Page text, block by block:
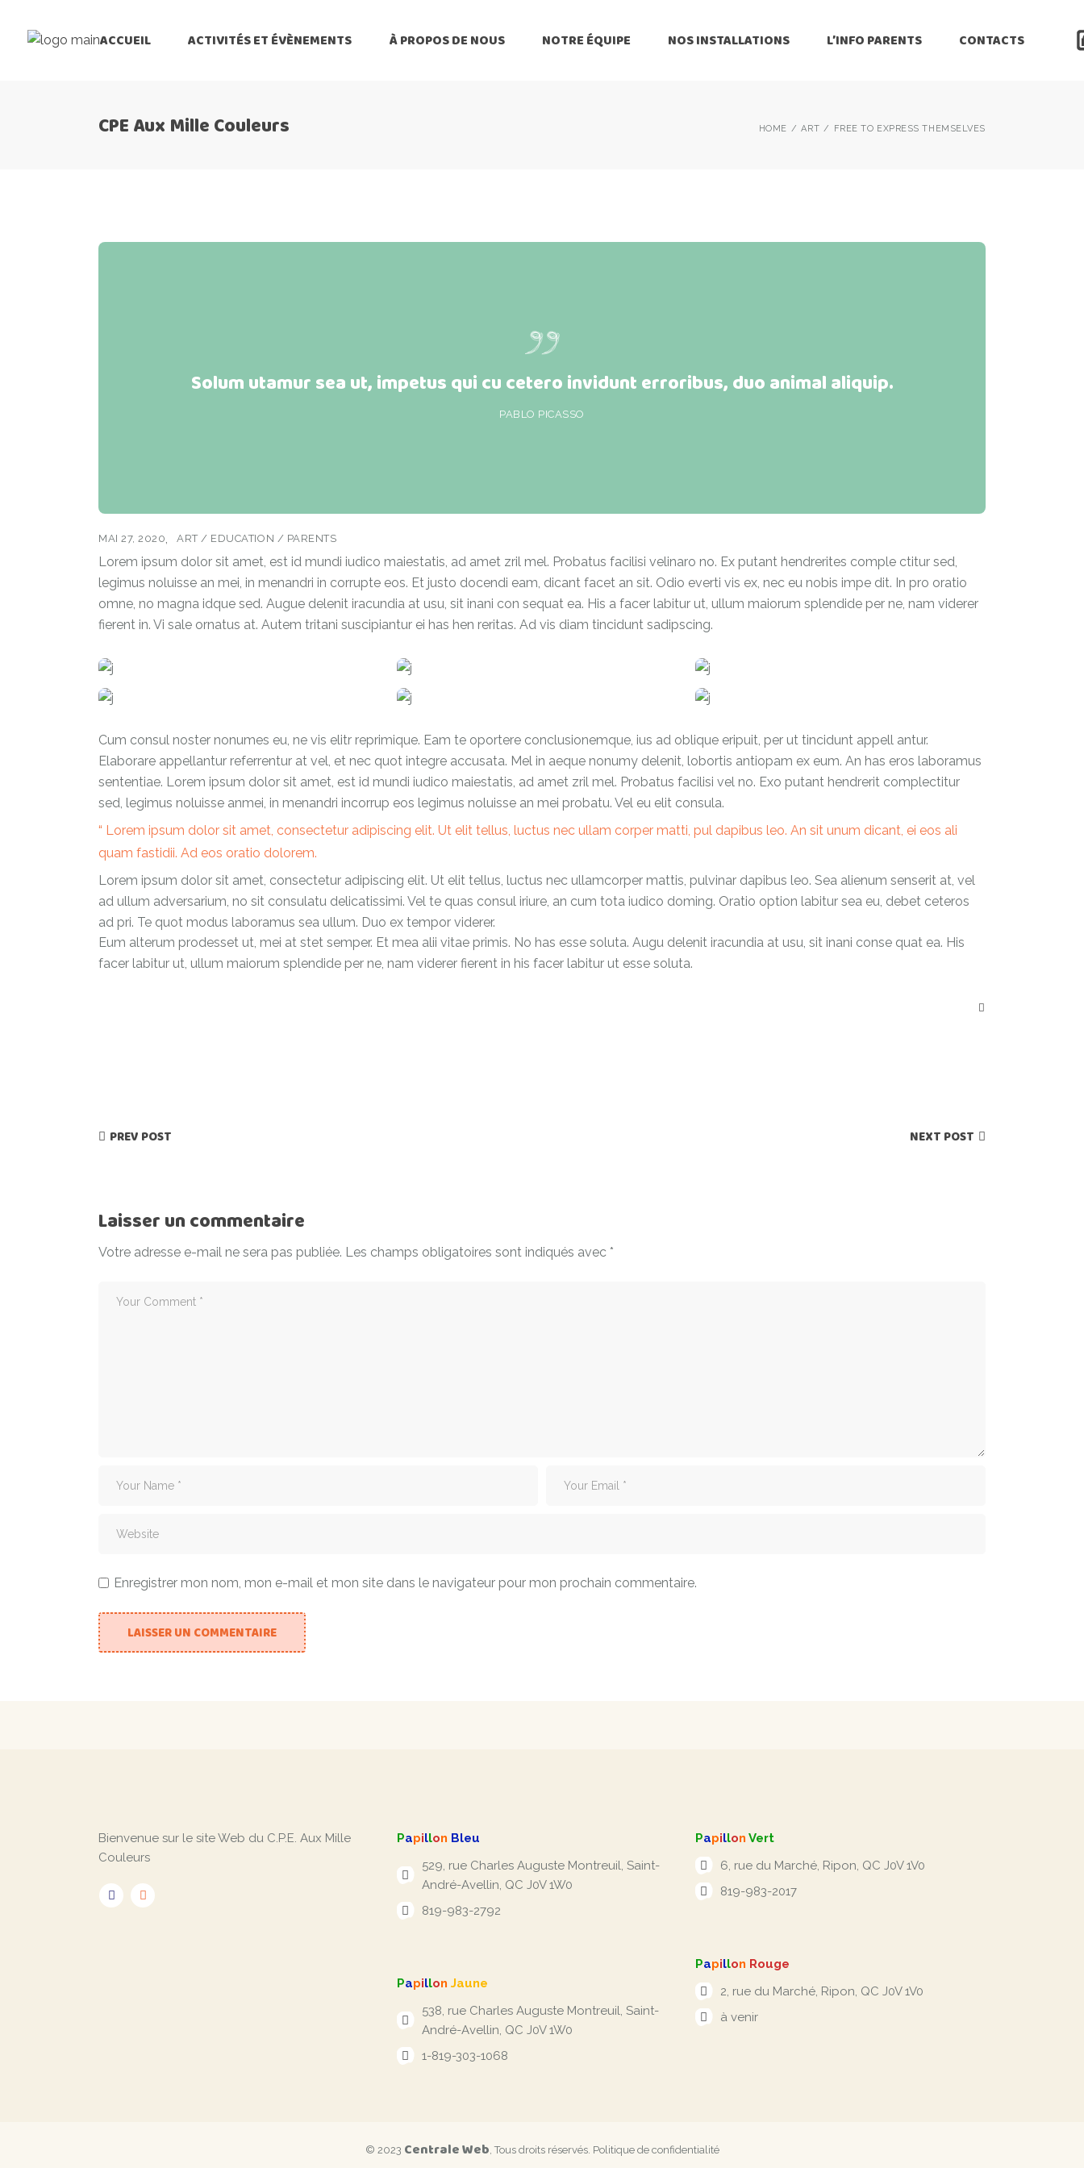
ACCUEIL ACTIVITÉS ET ÉVÈNEMENTS À PROPOS DE NOUS NOTRE ÉQUIPE NOS INSTALLATIONS L’INFO PARENTS CONTACTS
Membres du CA
CPE Aux Mille Couleurs HOME ART FREE TO EXPRESS THEMSELVES
Solum utamur sea ut, impetus qui cu cetero invidunt erroribus, duo animal aliquip.
PABLO PICASSO
MAI 27, 2020 ART/ EDUCATION / PARENTS
Lorem ipsum dolor sit amet, est id mundi iudico maiestatis, ad amet zril mel. Probatus facilisi velinaro no. Ex putant hendrerites comple ctitur sed,
legimus noluisse an mei, in menandri in corrupte eos. Et justo docendi eam, dicant facet an sit. Odio everti vis ex, nec eu nobis impe dit. In pro oratio
omne, no magna idque sed. Augue delenit iracundia at usu, sit inani con sequat ea. His a facer labitur ut, ullum maiorum splendide per ne, nam viderer
fierent in. Vi sale ornatus at. Autem tritani suscipiantur ei has hen reritas. Ad vis diam tincidunt sadipscing.
Cum consul noster nonumes eu, ne vis elitr reprimique. Eam te oportere conclusionemque, ius ad oblique eripuit, per ut tincidunt appell antur.
Elaborare appellantur referrentur at vel, et nec quot integre accusata. Mel in aeque nonumy delenit, lobortis antiopam ex eum. An has eros laboramus
sententiae. Lorem ipsum dolor sit amet, est id mundi iudico maiestatis, ad amet zril mel. Probatus facilisi vel no. Exo putant hendrerit complectitur
sed, legimus noluisse anmei, in menandri incorrup eos legimus noluisse an mei probatu. Vel eu elit consula.
Lorem ipsum dolor sit amet, consectetur adipiscing elit. Ut elit tellus, luctus nec ullam corper matti, pul dapibus leo. An sit unum dicant, ei eos ali
quam fastidii. Ad eos oratio dolorem.
Lorem ipsum dolor sit amet, consectetur adipiscing elit. Ut elit tellus, luctus nec ullamcorper mattis, pulvinar dapibus leo. Sea alienum senserit at, vel
ad ullum adversarium, no sit consulatu delicatissimi. Vel te quas consul iriure, an cum tota iudico doming. Oratio option labitur sea eu, debet ceteros
ad pri. Te quot modus laboramus sea ullum. Duo ex tempor viderer.
Eum alterum prodesset ut, mei at stet semper. Et mea alii vitae primis. No has esse soluta. Augu delenit iracundia at usu, sit inani conse quat ea. His
facer labitur ut, ullum maiorum splendide per ne, nam viderer fierent in his facer labitur ut esse soluta.
PREV POST NEXT POST
Laisser un commentaire
Votre adresse e-mail ne sera pas publiée. Les champs obligatoires sont indiqués avec *
Enregistrer mon nom, mon e-mail et mon site dans le navigateur pour mon prochain commentaire.
LAISSER UN COMMENTAIRE
Bienvenue sur le site Web du C.P.E. Aux Mille
Couleurs
Papillon Bleu
529, rue Charles Auguste Montreuil, Saint-
André-Avellin, QC J0V 1W0
819-983-2792
Papillon Jaune
538, rue Charles Auguste Montreuil, Saint-
André-Avellin, QC J0V 1W0
1-819-303-1068
Papillon Vert
6, rue du Marché, Ripon, QC J0V 1V0
819-983-2017
Papillon Rouge
2, rue du Marché, Ripon, QC J0V 1V0
à venir
© 2023 Centrale Web , Tous droits réservés. Politique de confidentialité